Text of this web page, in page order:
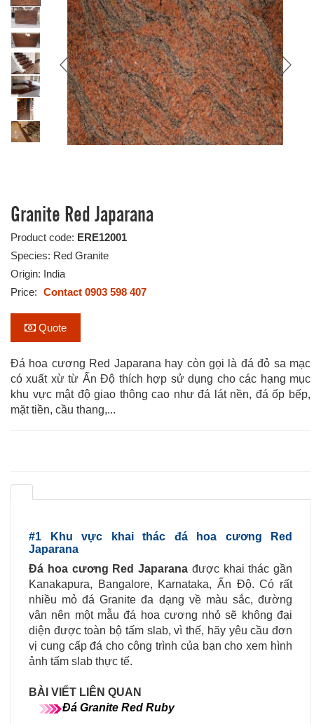
Granite Red Japarana
Product code: ERE12001
Species: Red Granite
Origin: India
Price: Contact 0903 598 407
Quote
Đá hoa cương Red Japarana hay còn gọi là đá đỏ sa mạc
có xuất xừ từ Ấn Độ thích hợp sử dụng cho các hạng mục
khu vực mật độ giao thông cao như đá lát nền, đá ốp bếp,
mặt tiền, cầu thang,...
#1 Khu vực khai thác đá hoa cương Red
Japarana
Đá hoa cương Red Japarana được khai thác gần
Kanakapura, Bangalore, Karnataka, Ấn Độ. Có rất
nhiều mỏ đá Granite đa dạng về màu sắc, đường
vân nên một mẫu đá hoa cương nhỏ sẽ không đại
diện được toàn bộ tấm slab, vì thế, hãy yêu cầu đơn
vị cung cấp đá cho công trình của bạn cho xem hình
ảnh tấm slab thực tế.
BÀI VIẾT LIÊN QUAN
Đá Granite Red Ruby